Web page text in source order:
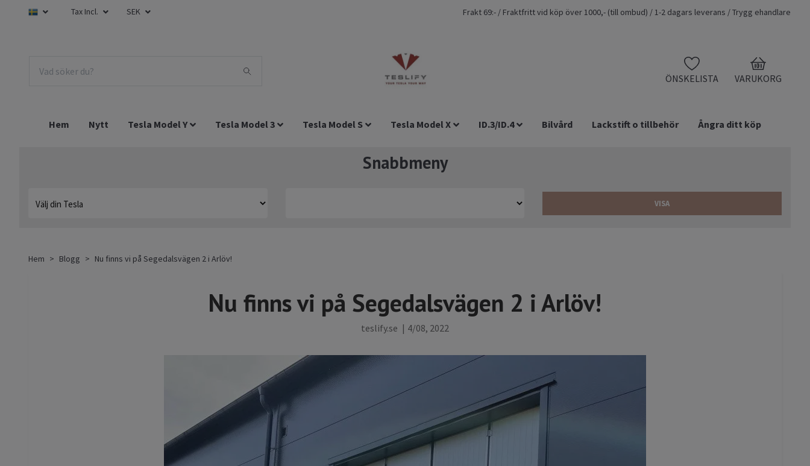
Tax Incl. SEK Frakt 69:- / Fraktfritt vid köp över 1000,- (till ombud) / 1-2 dagars leverans / Trygg ehandlare
ÖNSKELISTA
0
VARUKORG
Hem Nytt Tesla Model Y Tesla Model 3 Tesla Model S Tesla Model X ID.3/ID.4 Bilvård Lackstift o tillbehör Ångra ditt köp
Snabbmeny
VISA
Hem Blogg Nu finns vi på Segedalsvägen 2 i Arlöv!
Nu finns vi på Segedalsvägen 2 i Arlöv!
teslify.se | 4/08, 2022